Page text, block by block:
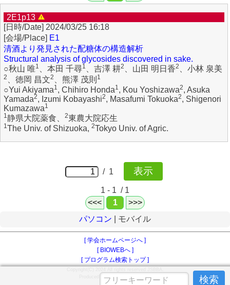
2E1p13
2024/03/25 16:18
E1
清酒より発見された配糖体の構造解析
Structural analysis of glycosides discovered in sake.
○秋山 唯1 、本田 千尋1 、吉澤 耕2 、山田 明日香2 、小林 泉美
2 、徳岡 昌文2 、熊澤 茂則 1
○Yui Akiyama1, Chihiro Honda1, Kou Yoshizawa2, Asuka
Yamada2, Izumi Kobayashi2, Masafumi Tokuoka2, Shigenori
Kumazawa1
1静県大院薬食、 2東農大院応生
1The Univ. of Shizuoka, 2Tokyo Univ. of Agric.
/ 1
1 - 1 / 1
<<<
1
>>>
パソコン | モバイル
[ 学会ホームページへ ]
[ BIOWEBへ ]
[ プログラム検索トップ ]
Produced by DYNACOM Co.,Ltd.